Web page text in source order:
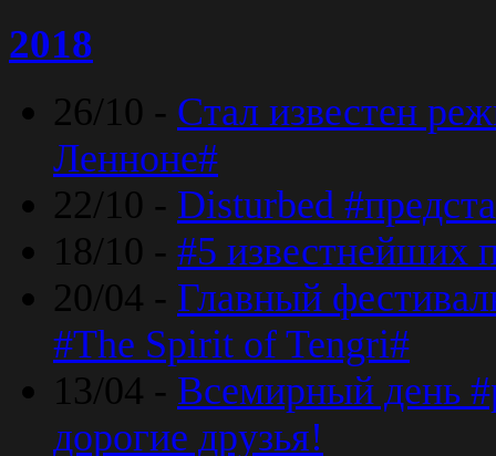
2018
26/10 - Стал известен
Ленноне#
22/10 - Disturbed
18/10 - #5 известнейших
20/04 - Главный
#The Spirit of Tengri#
13/04 - Всемирный день
дорогие друзья!